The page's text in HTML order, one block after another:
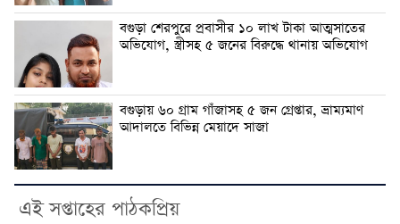
বগুড়া শেরপুরে প্রবাসীর ১০ লাখ টাকা আত্মসাতের
অভিযোগ, স্ত্রীসহ ৫ জনের বিরুদ্ধে থানায় অভিযোগ
বগুড়ায় ৬০ গ্রাম গাঁজাসহ ৫ জন গ্রেপ্তার, ভ্রাম্যমাণ
আদালতে বিভিন্ন মেয়াদে সাজা
এই সপ্তাহের পাঠকপ্রিয়